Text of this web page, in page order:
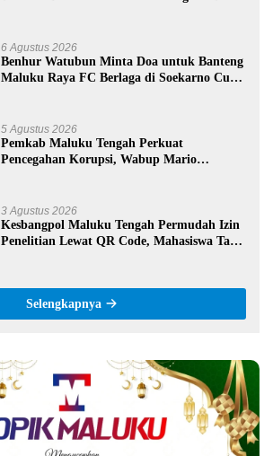
6 Agustus 2026
Benhur Watubun Minta Doa untuk Banteng
Maluku Raya FC Berlaga di Soekarno Cup
5 Agustus 2026
Pemkab Maluku Tengah Perkuat
Pencegahan Korupsi, Wabup Mario
3 Agustus 2026
Kesbangpol Maluku Tengah Permudah Izin
Penelitian Lewat QR Code, Mahasiswa Tak
Selengkapnya